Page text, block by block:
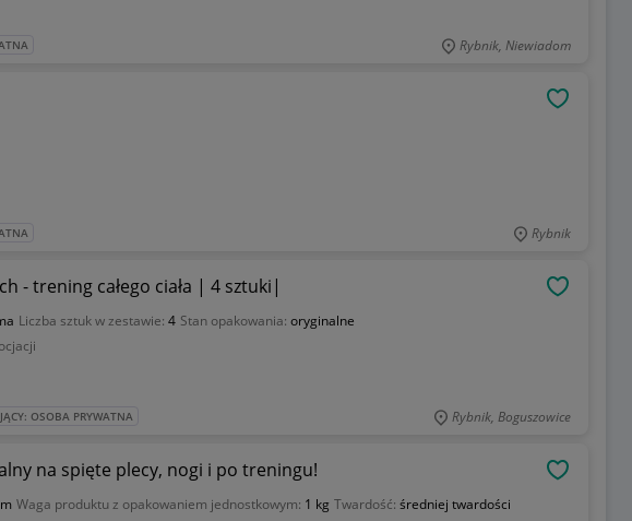
Rybnik, Niewiadom
Rybnik
- trening całego ciała | 4 sztuki|
Liczba sztuk w zestawie: 4 Stan opakowania: oryginalne
OSOBA PRYWATNA Rybnik, Boguszowice
na spięte plecy, nogi i po treningu!
Waga produktu z opakowaniem jednostkowym: 1 kg Twardość: średniej twardości